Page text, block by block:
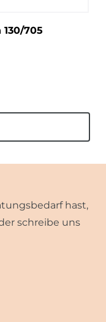
705
hast,
schreibe uns